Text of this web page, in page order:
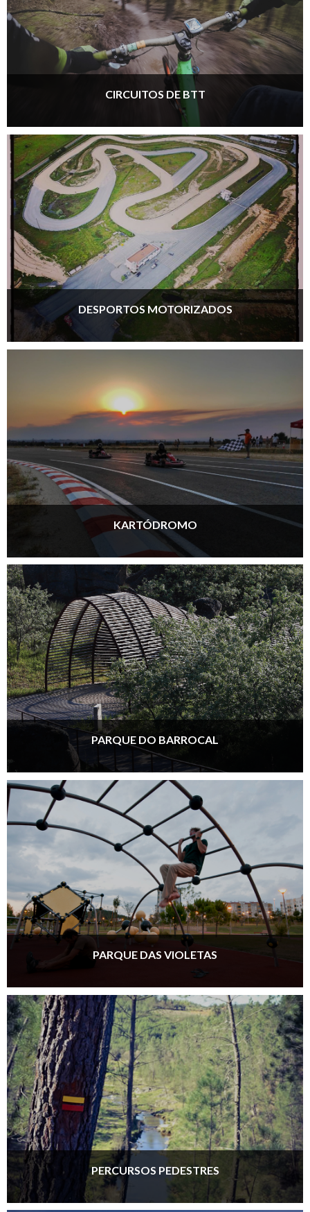
CIRCUITOS DE BTT
DESPORTOS MOTORIZADOS
KARTÓDROMO
PARQUE DO BARROCAL
PARQUE DAS VIOLETAS
PERCURSOS PEDESTRES